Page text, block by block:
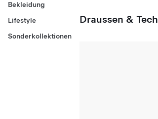
Bekleidung
Lifestyle
Sonderkollektionen
Draussen & Tech